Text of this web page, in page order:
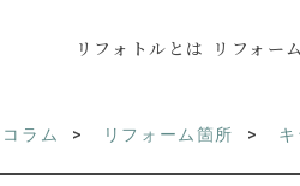
リフォトルとは リフォー
コラム リフォーム箇所